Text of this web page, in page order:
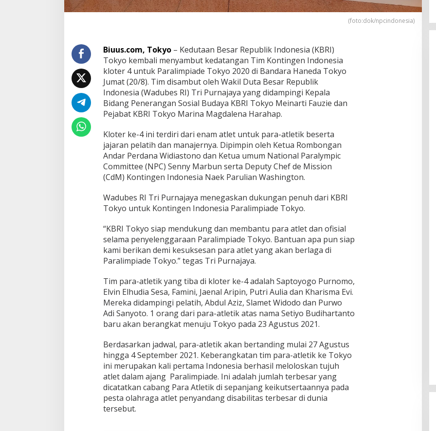
(foto:dok/npcindonesia)
Biuus.com, Tokyo– Kedutaan Besar Republik Indonesia (KBRI)
Tokyo kembali menyambut kedatangan Tim Kontingen Indonesia
kloter 4 untuk Paralimpiade Tokyo 2020 di Bandara Haneda Tokyo
Jumat (20/8). Tim disambut oleh Wakil Duta Besar Republik
Indonesia (Wadubes RI) Tri Purnajaya yang didampingi Kepala
Bidang Penerangan Sosial Budaya KBRI Tokyo Meinarti Fauzie dan
Pejabat KBRI Tokyo Marina Magdalena Harahap.
Kloter ke-4 ini terdiri dari enam atlet untuk para-atletik beserta
jajaran pelatih dan manajernya. Dipimpin oleh Ketua Rombongan
Andar Perdana Widiastono dan Ketua umum National Paralympic
Committee (NPC) Senny Marbun serta Deputy Chef de Mission
(CdM) Kontingen Indonesia Naek Parulian Washington.
Wadubes RI Tri Purnajaya menegaskan dukungan penuh dari KBRI
Tokyo untuk Kontingen Indonesia Paralimpiade Tokyo.
“KBRI Tokyo siap mendukung dan membantu para atlet dan ofisial
selama penyelenggaraan Paralimpiade Tokyo. Bantuan apa pun siap
kami berikan demi kesuksesan para atlet yang akan berlaga di
Paralimpiade Tokyo.” tegas Tri Purnajaya.
Tim para-atletik yang tiba di kloter ke-4 adalah Saptoyogo Purnomo,
Elvin Elhudia Sesa, Famini, Jaenal Aripin, Putri Aulia dan Kharisma Evi.
Mereka didampingi pelatih, Abdul Aziz, Slamet Widodo dan Purwo
Adi Sanyoto. 1 orang dari para-atletik atas nama Setiyo Budihartanto
baru akan berangkat menuju Tokyo pada 23 Agustus 2021.
Berdasarkan jadwal, para-atletik akan bertanding mulai 27 Agustus
hingga 4 September 2021. Keberangkatan tim para-atletik ke Tokyo
ini merupakan kali pertama Indonesia berhasil meloloskan tujuh
atlet dalam ajang Paralimpiade. Ini adalah jumlah terbesar yang
dicatatkan cabang Para Atletik di sepanjang keikutsertaannya pada
pesta olahraga atlet penyandang disabilitas terbesar di dunia
tersebut.